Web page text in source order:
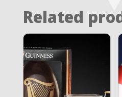
Related